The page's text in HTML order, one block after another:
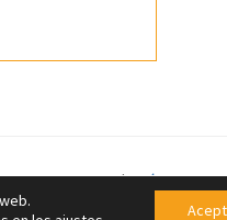
Cookies|Política de